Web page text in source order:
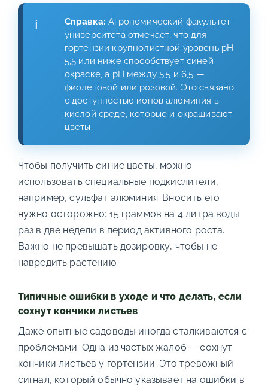
Справка: Агрономический факультет
университета отмечает, что для
гортензии крупнолистной уровень рН
5,5 или ниже способствует синей
окраске, а рН между 5,5 и 6,5 —
фиолетовой или розовой. Это связано
с доступностью ионов алюминия в
кислой среде, которые и окрашивают
цветы.
Чтобы получить синие цветы, можно
использовать специальные подкислители,
например, сульфат алюминия. Вносить его
нужно осторожно: 15 граммов на 4 литра воды
раз в две недели в период активного роста.
Важно не превышать дозировку, чтобы не
навредить растению.
Типичные ошибки в уходе и что делать, если
сохнут кончики листьев
Даже опытные садоводы иногда сталкиваются с
проблемами. Одна из частых жалоб — сохнут
кончики листьев у гортензии. Это тревожный
сигнал, который обычно указывает на ошибки в